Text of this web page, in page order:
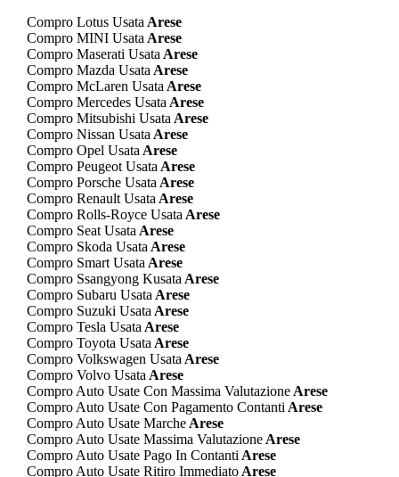
Compro Lotus Usata Arese
Compro MINI Usata Arese
Compro Maserati Usata Arese
Compro Mazda Usata Arese
Compro McLaren Usata Arese
Compro Mercedes Usata Arese
Compro Mitsubishi Usata Arese
Compro Nissan Usata Arese
Compro Opel Usata Arese
Compro Peugeot Usata Arese
Compro Porsche Usata Arese
Compro Renault Usata Arese
Compro Rolls-Royce Usata Arese
Compro Seat Usata Arese
Compro Skoda Usata Arese
Compro Smart Usata Arese
Compro Ssangyong Kusata Arese
Compro Subaru Usata Arese
Compro Suzuki Usata Arese
Compro Tesla Usata Arese
Compro Toyota Usata Arese
Compro Volkswagen Usata Arese
Compro Volvo Usata Arese
Compro Auto Usate Con Massima ValutazioneArese
Compro Auto Usate Con Pagamento Contanti Arese
Compro Auto Usate MarcheArese
Compro Auto Usate Massima ValutazioneArese
Compro Auto Usate Pago In Contanti Arese
Compro Auto Usate Ritiro ImmediatoArese